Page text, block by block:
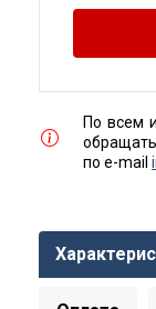
По всем
по е-mail